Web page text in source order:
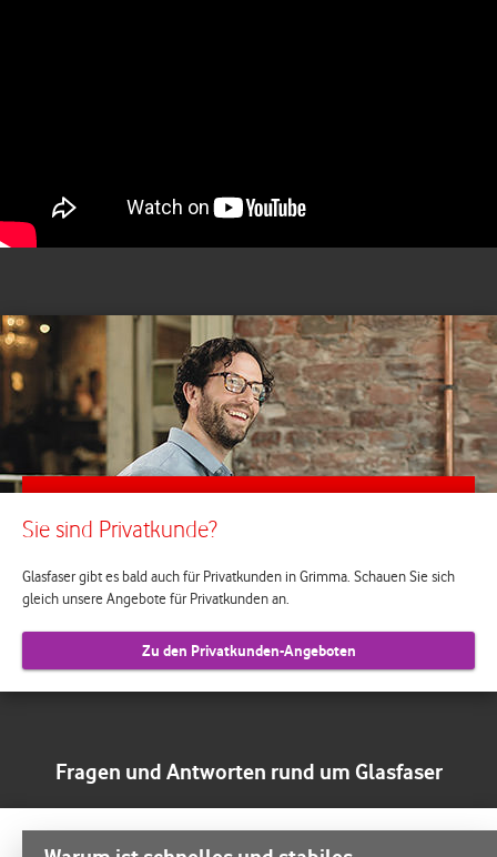
Sie sind Privatkunde?
Glasfaser gibt es bald auch für Privatkunden in Grimma. Schauen Sie sich
gleich unsere Angebote für Privatkunden an.
Zu den Privatkunden-Angeboten
Fragen und Antworten rund um Glasfaser